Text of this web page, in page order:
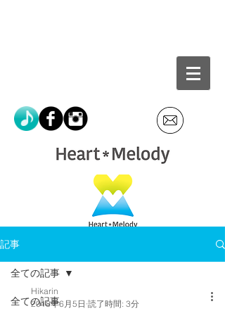
記事
全ての記事
全ての記事
Hikarin
2018年6月5日 読了時間: 3分